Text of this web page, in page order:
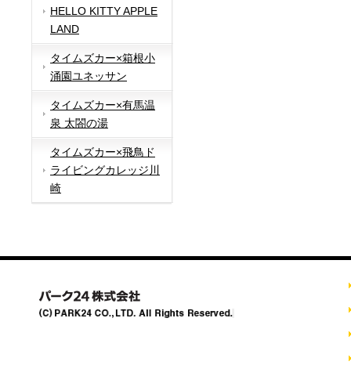
HELLO KITTY APPLE
LAND
タイムズカー×箱根小
涌園ユネッサン
タイムズカー×有馬温
泉 太閤の湯
タイムズカー×飛鳥ド
ライビングカレッジ川
崎